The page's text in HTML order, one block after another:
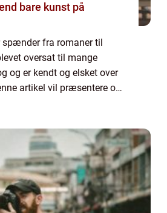
fra romaner til
oversat til mange
og er kendt og elsket over
artikel vil præsentere og